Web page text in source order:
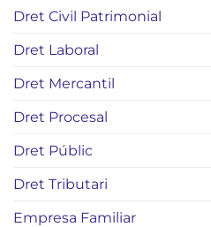
Dret Civil Patrimonial
Dret Laboral
Dret Mercantil
Dret Procesal
Dret Públic
Dret Tributari
Empresa Familiar